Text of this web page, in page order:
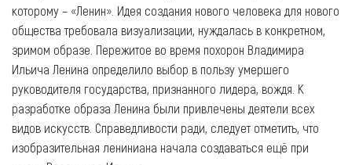
которому – «Ленин». Идея создания нового человека для нового
общества требовала визуализации, нуждалась в конкретном,
зримом образе. Пережитое во время похорон Владимира
Ильича Ленина определило выбор в пользу умершего
руководителя государства, признанного лидера, вождя. К
разработке образа Ленина были привлечены деятели всех
видов искусств. Справедливости ради, следует отметить, что
изобразительная лениниана начала создаваться ещё при